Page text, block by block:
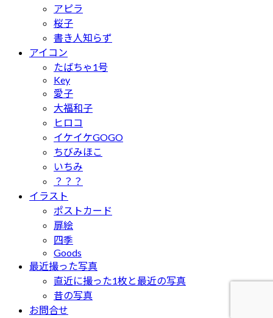
アピラ
桜子
書き人知らず
アイコン
たばちゃ1号
Key
愛子
大福和子
ヒロコ
イケイケGOGO
ちびみほこ
いちみ
？？？
イラスト
ポストカード
扉絵
四季
Goods
最近撮った写真
直近に撮った1枚と最近の写真
昔の写真
お問合せ